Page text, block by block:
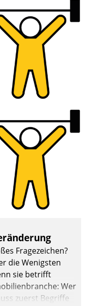
Fragezeichen?
die Wenigsten
sie betrifft
Wer
zuerst Begriffe